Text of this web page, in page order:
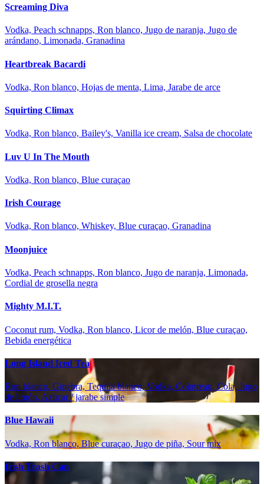
Screaming Diva
Vodka, Peach schnapps, Ron blanco, Jugo de naranja, Jugo de
arándano, Limonada, Granadina
Heartbreak Bacardi
Vodka, Ron blanco, Hojas de menta, Lima, Jarabe de arce
Squirting Climax
Vodka, Ron blanco, Bailey's, Vanilla ice cream, Salsa de chocolate
Luv U In The Mouth
Vodka, Ron blanco, Blue curaçao
Irish Courage
Vodka, Ron blanco, Whiskey, Blue curaçao, Granadina
Moonjuice
Vodka, Peach schnapps, Ron blanco, Jugo de naranja, Limonada,
Cordial de grosella negra
Mighty M.I.T.
Coconut rum, Vodka, Ron blanco, Licor de melón, Blue curaçao,
Bebida energética
Long Island Iced Tea
Ron blanco, Ginebra, Tequila blanco, Vodka, Cointreau, Cola, Jugo
de limón, Azúcar / jarabe simple
Blue Hawaii
Vodka, Ron blanco, Blue curaçao, Jugo de piña, Sour mix
Irish Trash Can